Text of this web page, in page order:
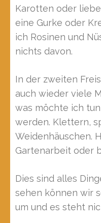
Karotten oder
eine Gurke oder
ich Rosinen und
nichts davon.
In der zweiten
auch wieder viele
was möchte ich
werden. Klettern,
Weidenhäuschen.
Gartenarbeit oder
Dies sind alles
sehen können wir
um und es steht